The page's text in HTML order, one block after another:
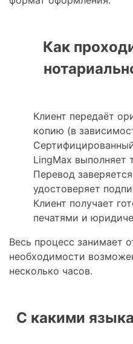
Как
Клиент передаёт
копию (в
LingMax выполняет
Перевод
удостоверяет
Клиент получает
печатями и
Весь процесс занимает
необходимости
несколько часов.
С какими